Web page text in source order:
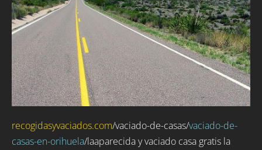
recogidasyvaciados.com/vaciado-de-casas/vaciado-de-
casas-en-orihuela/laaparecida y vaciado casa gratis la